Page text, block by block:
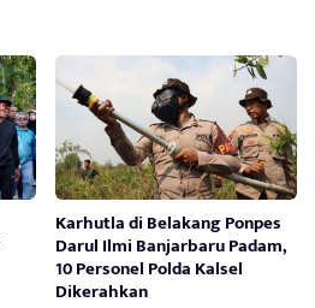
Karhutla di Belakang Ponpes
Darul Ilmi Banjarbaru Padam,
10 Personel Polda Kalsel
Dikerahkan